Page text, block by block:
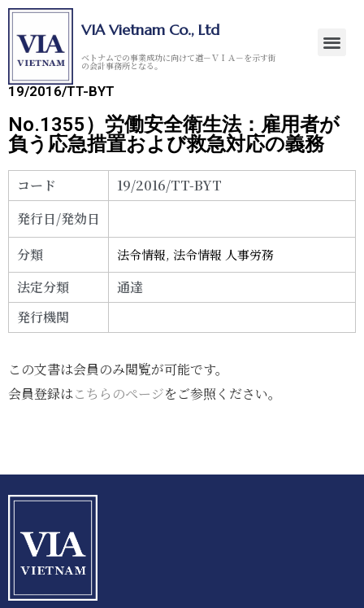
VIA Vietnam Co., Ltd
ベトナムでの事業成功に向けて道－ＶＩＡ－を示す街
の会計事務所となる。
19/2016/TT-BYT
No.1355）労働安全衛生法：雇用者が
負う応急措置および救急対応の義務
コード
19/2016/TT-BYT
発行日/発効日
分類
法令情報,法令情報 人事労務
法定分類
通達
発行機関
この文書は会員のみ閲覧が可能です。
会員登録はこちらのページをご参照ください。